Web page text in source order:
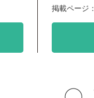
掲載ページ：